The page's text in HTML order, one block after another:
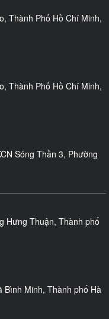
Thành Phố Hồ Chí Minh,
Thành Phố Hồ Chí Minh,
Sóng Thần 3, Phường
Hưng Thuận, Thành phố
Bình Minh, Thành phố Hà